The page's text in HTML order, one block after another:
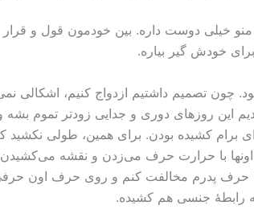
خیلی دوست داره. بین خودمون قول و قرار
خودش گیر بیاره.
تصمیم داشتیم ازدواج کنیم، اشکالی
این روزهای دوری و جدایی زودتر تموم
برام کشیده بودن. برای همین، طولی
با حرارت حرف می‌زدن و نقشه
حرف پدرم مخالفت کنم و روی حرف اون
رابطۀ جنسی هم کشیده.